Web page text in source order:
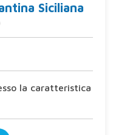
Siciliana
la caratteristica